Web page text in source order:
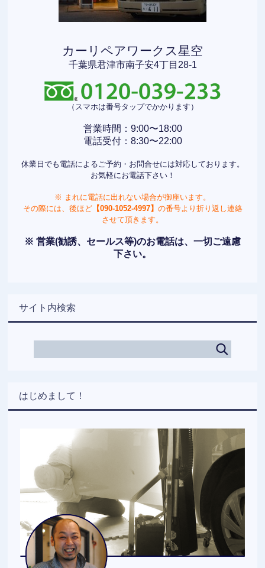
カーリペアワークス星空
千葉県君津市南子安4丁目28-1
（スマホは番号タップでかかります）
営業時間：9:00〜18:00
電話受付：8:30〜22:00
休業日でも電話によるご予約・お問合せには対応しております。
お気軽にお電話下さい！
※ まれに電話に出れない場合が御座います。
その際には、後ほど【090-1052-4997】 の番号より折り返し連絡
させて頂きます。
※ 営業(勧誘、セールス等)のお電話は、一切ご遠慮
下さい。
サイト内検索
はじめまして！